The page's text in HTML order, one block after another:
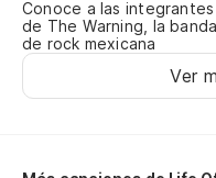
Conoce a las integrantes
de The Warning, la banda
de rock mexicana
Ver